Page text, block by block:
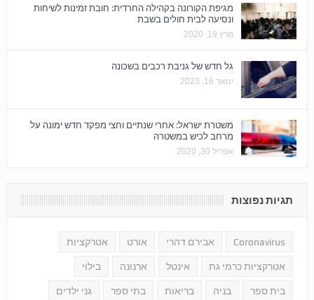
מגיפת הקורונה בקהילה החרדית: חובת זמינות לשיחות
ונסיעה לבית חולים בשבת
מרץ 19, 2020
גל חדש של גניבת רכבים בשכונה
ינואר 16, 2023
משטרת ישראל: אחרי שנתיים וחצי מפקד חדש ימונה על
מרחב לכיש במשטרה
אפריל 30, 2020
תגיות נפוצות
Coronavirus אבירם דהרי אורט אטרקציות
אטרקציות כרמי גת אינטל ארנונה בילוי
בית ספר בניה בריאות בתי ספר גני ילדים